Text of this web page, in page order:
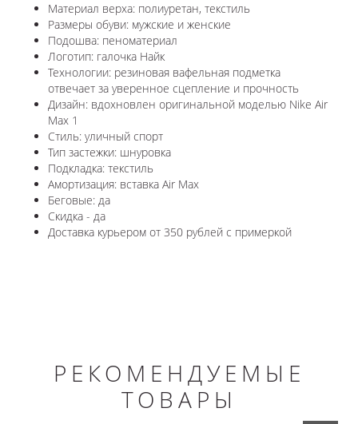
Материал верха: полиуретан, текстиль
Размеры обуви: мужские и женские
Подошва: пеноматериал
Логотип: галочка Найк
Технологии: резиновая вафельная подметка
отвечает за уверенное сцепление и прочность
Дизайн: вдохновлен оригинальной моделью Nike Air
Max 1
Стиль: уличный спорт
Тип застежки: шнуровка
Подкладка: текстиль
Амортизация: вставка Air Max
Беговые: да
Скидка - да
Доставка курьером от 350 рублей с примеркой
РЕКОМЕНДУЕМЫЕ
ТОВАРЫ